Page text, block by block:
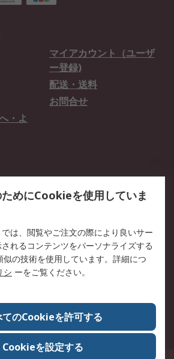
マイアカウント（ユーザ
ー登録)
配送・送料
お問合せ
・よ
採用情報
知ら
コーポレートサイト
RSの歴史
英語）
認証について
めにCookieを使用していま
は、閲覧やご注文の際により良いサー
れるコンテンツをパーソナライズする
の技術を使用しています。詳細につ
シ ーをご覧ください。
てのCookieを許可する
Cookieを設定する